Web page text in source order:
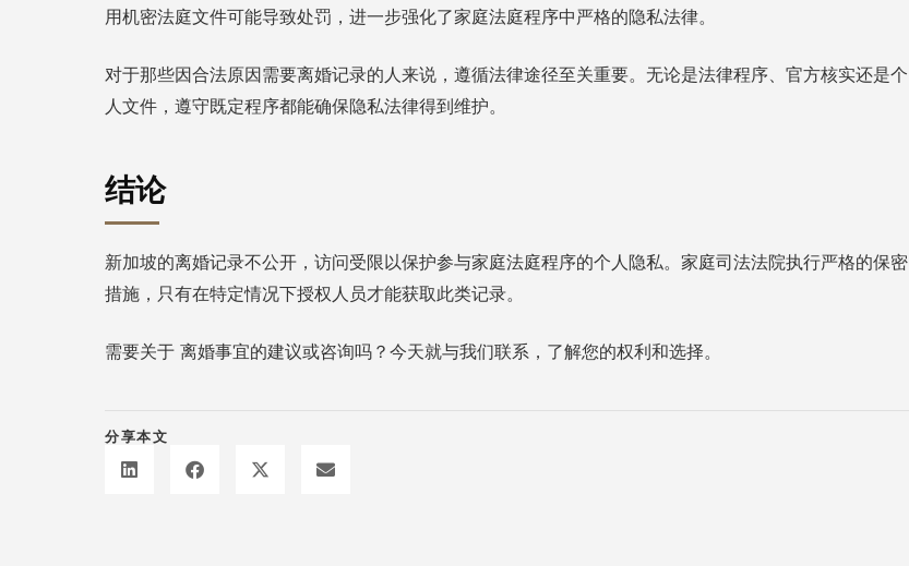
用机密法庭文件可能导致处罚，进一步强化了家庭法庭程序中严格的隐私法律。
对于那些因合法原因需要离婚记录的人来说，遵循法律途径至关重要。无论是法律程序、官方核实还是个
人文件，遵守既定程序都能确保隐私法律得到维护。
结论
新加坡的离婚记录不公开，访问受限以保护参与家庭法庭程序的个人隐私。家庭司法法院执行严格的保密
措施，只有在特定情况下授权人员才能获取此类记录。
需要关于 离婚事宜的建议或咨询吗？今天就与我们联系，了解您的权利和选择。
分享本文